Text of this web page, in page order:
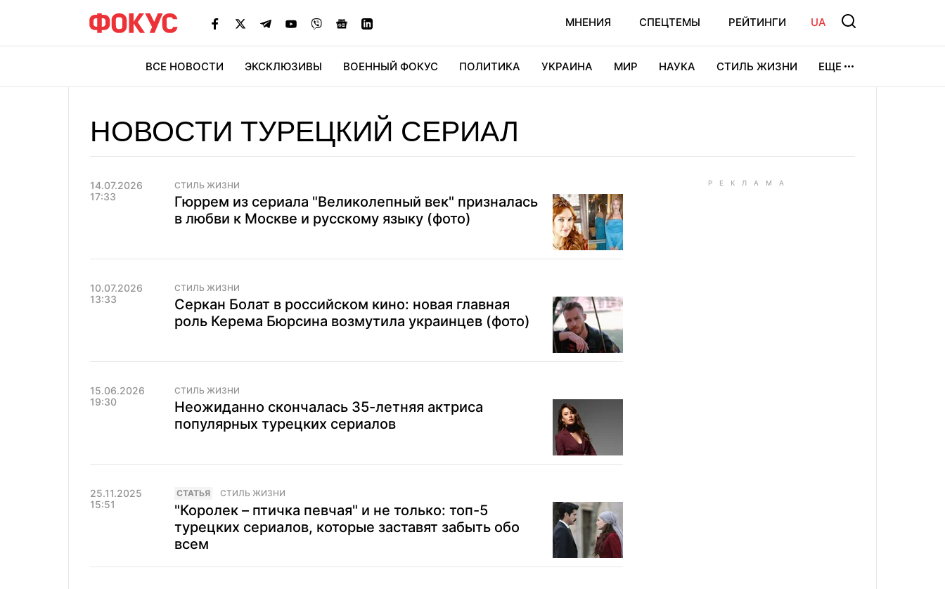
МНЕНИЯ СПЕЦТЕМЫ РЕЙТИНГИ UA
ВСЕ НОВОСТИ ЭКСКЛЮЗИВЫ ВОЕННЫЙ ФОКУС ПОЛИТИКА УКРАИНА МИР НАУКА СТИЛЬ ЖИЗНИ ЕЩЕ
НОВОСТИ ТУРЕЦКИЙ СЕРИАЛ
14.07.2026
17:33
СТИЛЬ ЖИЗНИ
Гюррем из сериала "Великолепный век" призналась
в любви к Москве и русскому языку (фото)
10.07.2026
13:33
СТИЛЬ ЖИЗНИ
Серкан Болат в российском кино: новая главная
роль Керема Бюрсина возмутила украинцев (фото)
15.06.2026
19:30
СТИЛЬ ЖИЗНИ
Неожиданно скончалась 35-летняя актриса
популярных турецких сериалов
25.11.2025
15:51
CТАТЬЯ СТИЛЬ ЖИЗНИ
"Королек – птичка певчая" и не только: топ-5
турецких сериалов, которые заставят забыть обо
всем